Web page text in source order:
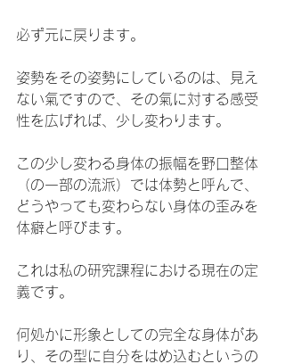
必ず元に戻ります。
姿勢をその姿勢にしているのは、見え
ない氣ですので、その氣に対する感受
性を広げれば、少し変わります。
この少し変わる身体の振幅を野口整体
（の一部の流派）では体勢と呼んで、
どうやっても変わらない身体の歪みを
体癖と呼びます。
これは私の研究課程における現在の定
義です。
何処かに形象としての完全な身体があ
り、その型に自分をはめ込むというの